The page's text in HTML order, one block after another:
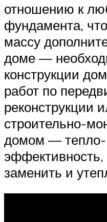
отношению к
фундамента,
массу
доме —
конструкции
работ по
реконструкции
строительно-
домом — тепло-
эффективность,
заменить и